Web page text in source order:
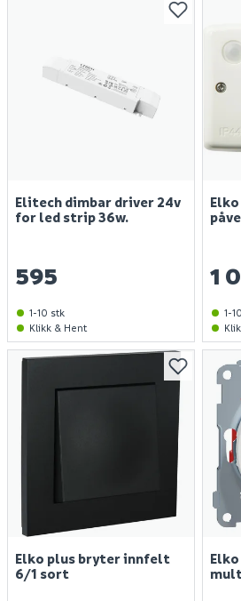
Elitech dimbar driver 24v
for led strip 36w.
595
1-10 stk
Klikk & Hent
1
1-
Elko plus bryter innfelt
6/1 sort